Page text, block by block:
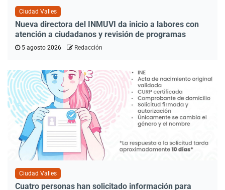
Ciudad Valles
Nueva directora del INMUVI da inicio a labores con
atención a ciudadanos y revisión de programas
5 agosto 2026 Redacción
Ciudad Valles
Cuatro personas han solicitado información para